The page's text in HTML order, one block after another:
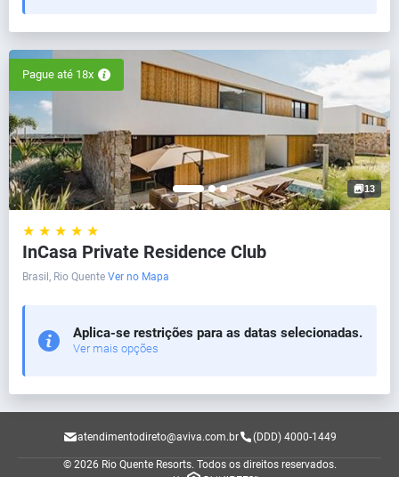
Pague até 18x
13
★ ★ ★ ★ ★
InCasa Private Residence Club
Brasil, Rio Quente Ver no Mapa
Aplica-se restrições para as datas selecionadas.
Ver mais opções
atendimentodireto@aviva.com.br (DDD) 4000-1449
© 2026 Rio Quente Resorts. Todos os direitos reservados.